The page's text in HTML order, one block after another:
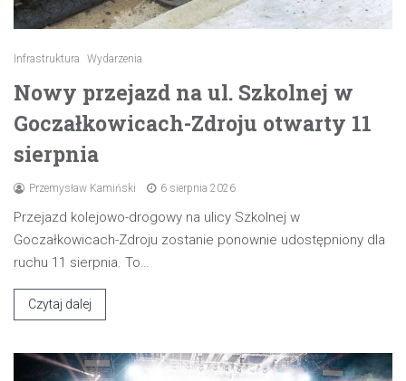
Infrastruktura Wydarzenia
Nowy przejazd na ul. Szkolnej w
Goczałkowicach-Zdroju otwarty 11
sierpnia
Przemysław Kamiński 6 sierpnia 2026
Przejazd kolejowo-drogowy na ulicy Szkolnej w
Goczałkowicach-Zdroju zostanie ponownie udostępniony dla
ruchu 11 sierpnia. To…
Czytaj dalej